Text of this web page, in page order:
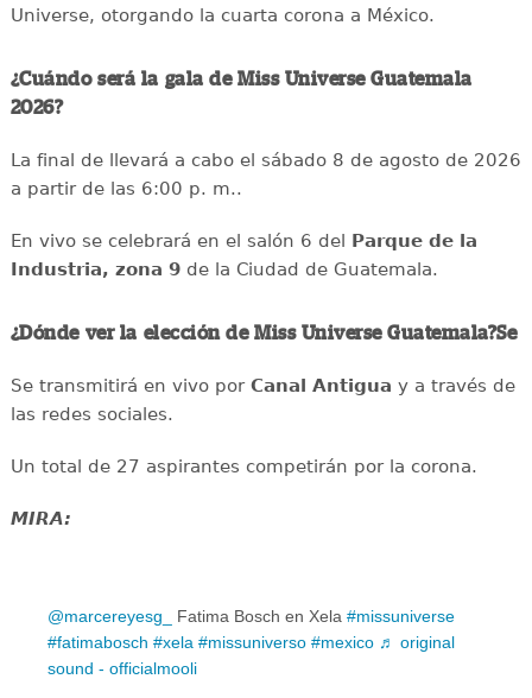
Universe, otorgando la cuarta corona a México.
¿Cuándo será la gala de Miss Universe Guatemala
2026?
La final de llevará a cabo el sábado 8 de agosto de 2026
a partir de las 6:00 p. m..
En vivo se celebrará en el salón 6 del Parque de la
Industria, zona 9de la Ciudad de Guatemala.
¿Dónde ver la elección de Miss Universe Guatemala?Se
Se transmitirá en vivo porCanal Antigua y a través de
las redes sociales.
Un total de 27 aspirantes competirán por la corona.
MIRA:
@marcereyesg_ Fatima Bosch en Xela #missuniverse
#fatimabosch #xela #missuniverso #mexico ♬ original
sound - officialmooli